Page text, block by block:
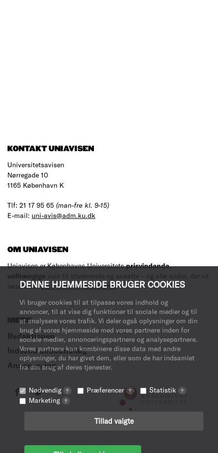
DENNE HJEMMESIDE BRUGER COOKIES
Vi bruger cookies til at tilpasse vores indhold og
annoncer, til at vise dig funktioner til sociale medier og til
at analysere vores trafik. Vi deler også oplysninger om din
brug af vores hjemmeside med vores partnere inden for
sociale medier, annonceringspartnere og analysepartnere.
Vores partnere kan kombinere disse data med andre
oplysninger, du har givet dem, eller som de har indsamlet
fra din brug af deres tjenester.
Nødvendig ? Præferencer ? Statistik ?
Marketing ?
Tillad valgte
KONTAKT UNIAVISEN
Universitetsavisen
Nørregade 10
1165 København K
Tlf: 21 17 95 65 (man-fre kl. 9-15)
E-mail: uni-avis@adm.ku.dk
OM UNIAVISEN
Uniavisen er Københavns Universitetsprisvindende,
uafhængige avis til studerende og ansatte – og alle andre, der vil
læse med.Læs mere om avisen her.
MERE
Redaktionen
Indsend debatindlæg
Annoncering